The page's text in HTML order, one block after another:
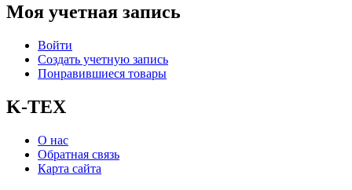
Моя учетная запись
Войти
Создать учетную запись
Понравившиеся товары
K-TEX
О нас
Обратная связь
Карта сайта